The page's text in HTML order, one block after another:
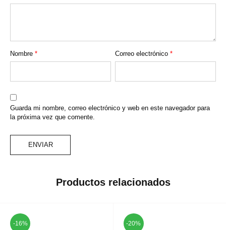
Nombre * Correo electrónico*
Guarda mi nombre, correo electrónico y web en este navegador para
la próxima vez que comente.
Productos relacionados
-16% -20%